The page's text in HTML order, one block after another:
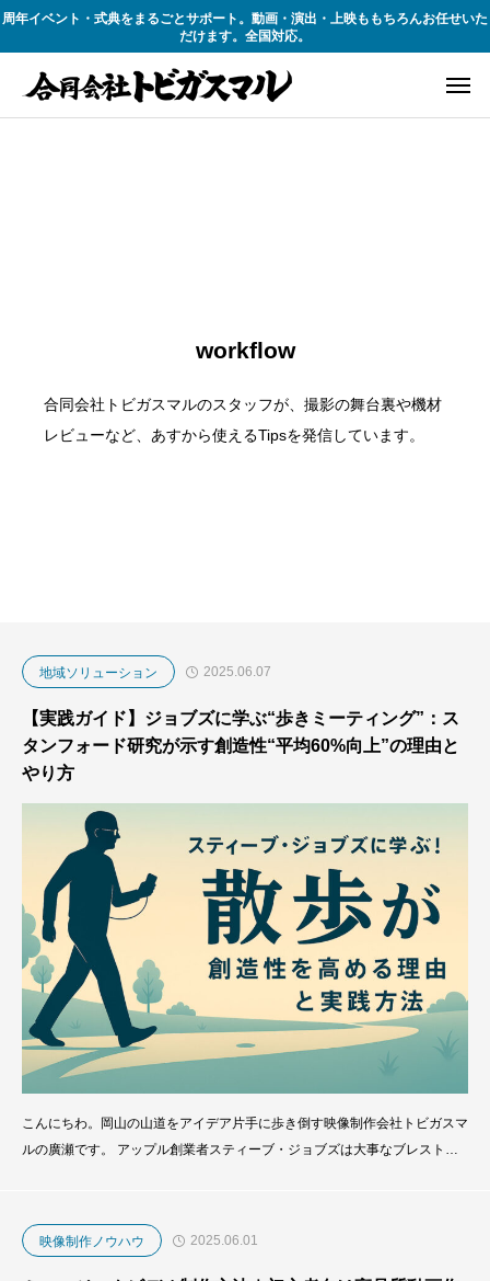
周年イベント・式典をまるごとサポート。動画・演出・上映ももちろんお任せいた
だけます。全国対応。
workflow
合同会社トビガスマルのスタッフが、撮影の舞台裏や機材
レビューなど、あすから使えるTipsを発信しています。
地域ソリューション 2025.06.07
【実践ガイド】ジョブズに学ぶ“歩きミーティング”：ス
タンフォード研究が示す創造性“平均60%向上”の理由と
やり方
こんにちわ。岡山の山道をアイデア片手に歩き倒す映像制作会社トビガスマ
ルの廣瀬です。 アップル創業者スティーブ・ジョブズは大事なブレストも
ップすることが判明しています。「歩けばアイデアは向こうからやって来
る」──Steve Jobs
映像制作ノウハウ 2025.06.01